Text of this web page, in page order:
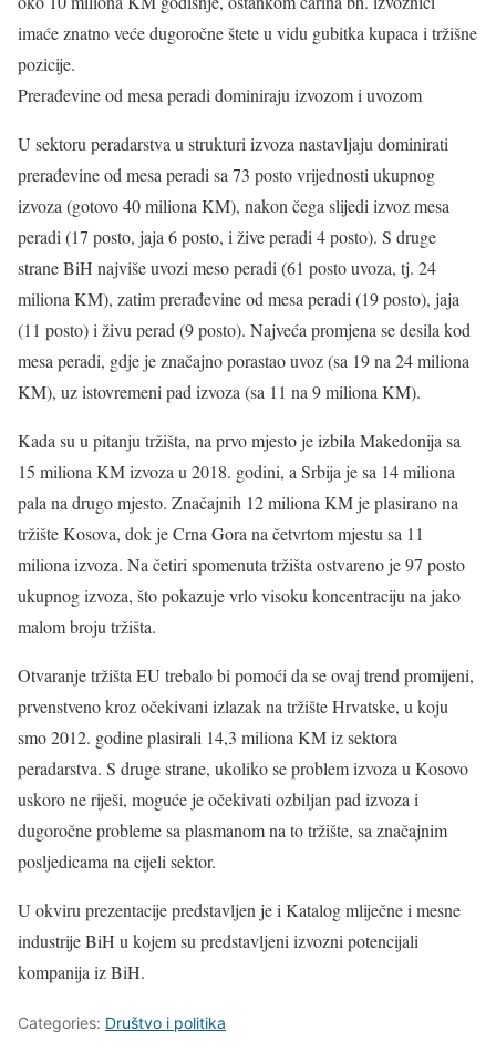
imaće znatno veće dugoročne štete u vidu gubitka kupaca i tržišne
pozicije.
Prerađevine od mesa peradi dominiraju izvozom i uvozom
U sektoru peradarstva u strukturi izvoza nastavljaju dominirati
prerađevine od mesa peradi sa 73 posto vrijednosti ukupnog
izvoza (gotovo 40 miliona KM), nakon čega slijedi izvoz mesa
peradi (17 posto, jaja 6 posto, i žive peradi 4 posto). S druge
strane BiH najviše uvozi meso peradi (61 posto uvoza, tj. 24
miliona KM), zatim prerađevine od mesa peradi (19 posto), jaja
(11 posto) i živu perad (9 posto). Najveća promjena se desila kod
mesa peradi, gdje je značajno porastao uvoz (sa 19 na 24 miliona
KM), uz istovremeni pad izvoza (sa 11 na 9 miliona KM).
Kada su u pitanju tržišta, na prvo mjesto je izbila Makedonija sa
15 miliona KM izvoza u 2018. godini, a Srbija je sa 14 miliona
pala na drugo mjesto. Značajnih 12 miliona KM je plasirano na
tržište Kosova, dok je Crna Gora na četvrtom mjestu sa 11
miliona izvoza. Na četiri spomenuta tržišta ostvareno je 97 posto
ukupnog izvoza, što pokazuje vrlo visoku koncentraciju na jako
malom broju tržišta.
Otvaranje tržišta EU trebalo bi pomoći da se ovaj trend promijeni,
prvenstveno kroz očekivani izlazak na tržište Hrvatske, u koju
smo 2012. godine plasirali 14,3 miliona KM iz sektora
peradarstva. S druge strane, ukoliko se problem izvoza u Kosovo
uskoro ne riješi, moguće je očekivati ozbiljan pad izvoza i
dugoročne probleme sa plasmanom na to tržište, sa značajnim
posljedicama na cijeli sektor.
U okviru prezentacije predstavljen je i Katalog mliječne i mesne
industrije BiH u kojem su predstavljeni izvozni potencijali
kompanija iz BiH.
Categories: Društvo i politika